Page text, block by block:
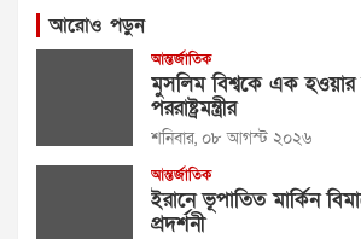
আরোও পড়ুন
আন্তর্জাতিক
মুসলিম বিশ্বকে এক হওয়ার
পররাষ্ট্রমন্ত্রীর
শনিবার, ০৮ আগস্ট ২০২৬
আন্তর্জাতিক
ইরানে ভূপাতিত মার্কিন
প্রদর্শনী